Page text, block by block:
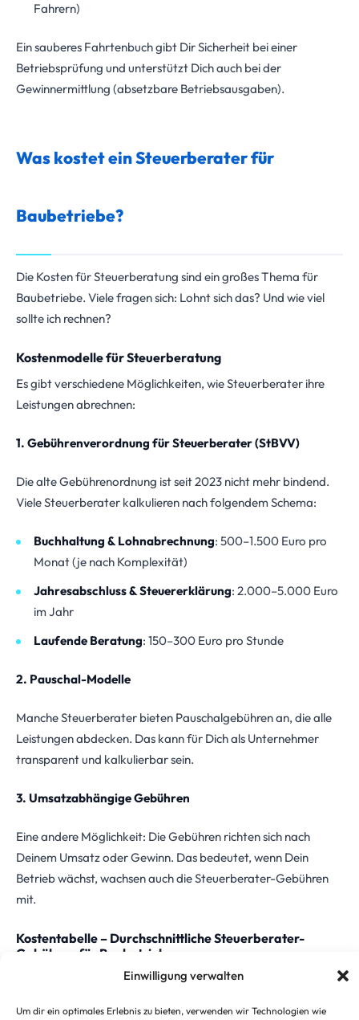
Einwilligung verwalten
Um dir ein optimales Erlebnis zu bieten, verwenden wir Technologien wie
Fahrern)
Ein sauberes Fahrtenbuch gibt Dir Sicherheit bei einer
Betriebsprüfung und unterstützt Dich auch bei der
Gewinnermittlung (absetzbare Betriebsausgaben).
Was kostet ein Steuerberater für
Baubetriebe?
Die Kosten für Steuerberatung sind ein großes Thema für
Baubetriebe. Viele fragen sich: Lohnt sich das? Und wie viel
sollte ich rechnen?
Kostenmodelle für Steuerberatung
Es gibt verschiedene Möglichkeiten, wie Steuerberater ihre
Leistungen abrechnen:
1. Gebührenverordnung für Steuerberater (StBVV)
Die alte Gebührenordnung ist seit 2023 nicht mehr bindend.
Viele Steuerberater kalkulieren nach folgendem Schema:
Buchhaltung & Lohnabrechnung: 500–1.500 Euro pro
Monat (je nach Komplexität)
Jahresabschluss & Steuererklärung: 2.000–5.000 Euro
im Jahr
Laufende Beratung: 150–300 Euro pro Stunde
2. Pauschal-Modelle
Manche Steuerberater bieten Pauschalgebühren an, die alle
Leistungen abdecken. Das kann für Dich als Unternehmer
transparent und kalkulierbar sein.
3. Umsatzabhängige Gebühren
Eine andere Möglichkeit: Die Gebühren richten sich nach
Deinem Umsatz oder Gewinn. Das bedeutet, wenn Dein
Betrieb wächst, wachsen auch die Steuerberater-Gebühren
mit.
Kostentabelle – Durchschnittliche Steuerberater-
Gebühren für Baubetriebe
bis 250k EUR
250k–1M EUR